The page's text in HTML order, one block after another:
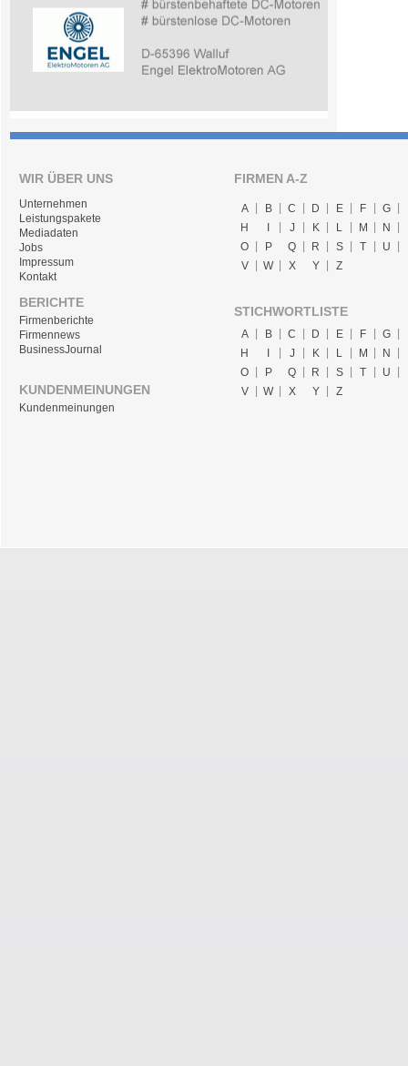
WIR ÜBER UNS
Unternehmen
Leistungspakete
Mediadaten
Jobs
Impressum
Kontakt
BERICHTE
Firmenberichte
Firmennews
BusinessJournal
KUNDENMEINUNGEN
Kundenmeinungen
FIRMEN A-Z
A B C D E F
G
H
I J K L M
N
O
P Q R S T
U
V
W X Y Z
STICHWORTLISTE
A B C D E F
G
H
J K L M
N
O
P Q R S T
U
V
W X Y Z